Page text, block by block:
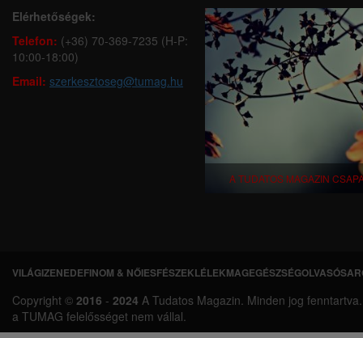
Elérhetőségek:
Telefon: (+36) 70-369-7235 (H-P:
10:00-18:00)
Email: szerkesztoseg@tumag.hu
A TUDATOS MAGAZIN
L
á
VILÁGIZENEDEFINOM & NŐIESFÉSZEKLÉLEKMAGEGÉSZSÉG
Copyright © 2016 - 2024 A Tudatos Magazin. Minden jog
a TUMAG felelősséget nem vállal.